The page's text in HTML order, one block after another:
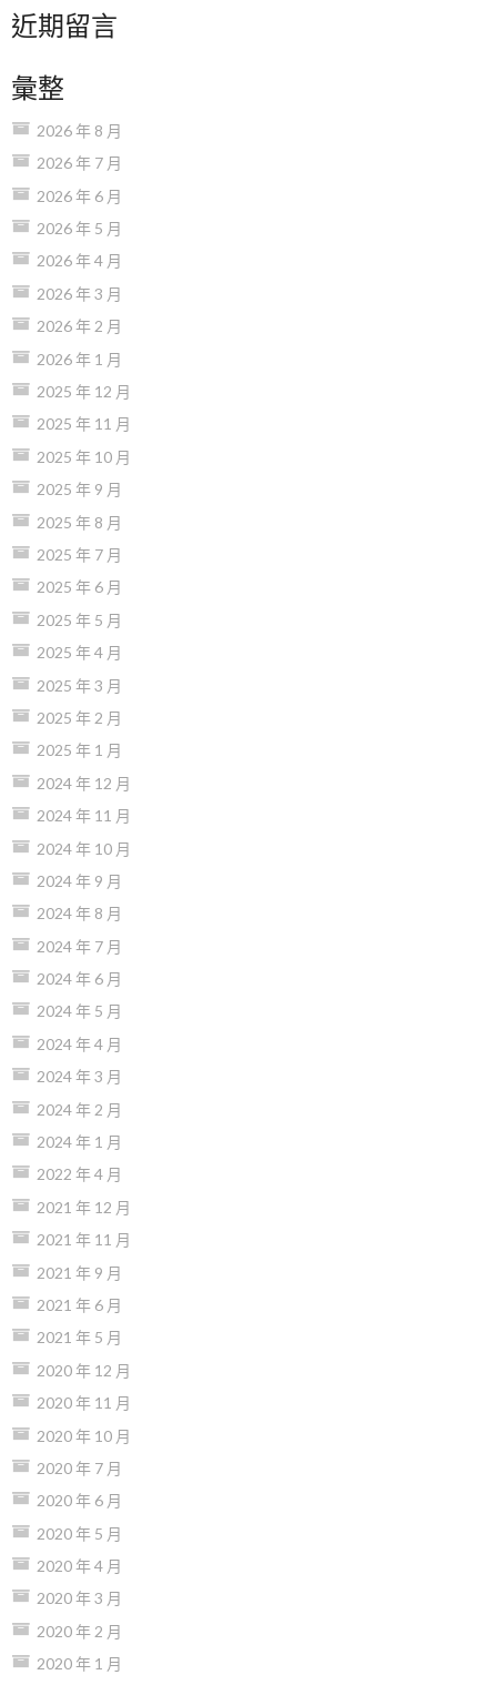
近期留言
彙整
2026 年 8 月
2026 年 7 月
2026 年 6 月
2026 年 5 月
2026 年 4 月
2026 年 3 月
2026 年 2 月
2026 年 1 月
2025 年 12 月
2025 年 11 月
2025 年 10 月
2025 年 9 月
2025 年 8 月
2025 年 7 月
2025 年 6 月
2025 年 5 月
2025 年 4 月
2025 年 3 月
2025 年 2 月
2025 年 1 月
2024 年 12 月
2024 年 11 月
2024 年 10 月
2024 年 9 月
2024 年 8 月
2024 年 7 月
2024 年 6 月
2024 年 5 月
2024 年 4 月
2024 年 3 月
2024 年 2 月
2024 年 1 月
2022 年 4 月
2021 年 12 月
2021 年 11 月
2021 年 9 月
2021 年 6 月
2021 年 5 月
2020 年 12 月
2020 年 11 月
2020 年 10 月
2020 年 7 月
2020 年 6 月
2020 年 5 月
2020 年 4 月
2020 年 3 月
2020 年 2 月
2020 年 1 月